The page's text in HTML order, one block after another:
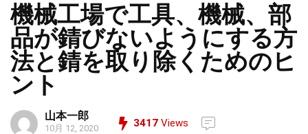
機械工場で工具、機械、部
品が錆びないようにする方
法と錆を取り除くためのヒ
ント
山本一郎
10月 12, 2020 3417 Views